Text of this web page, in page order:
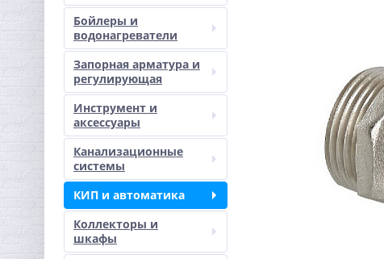
Бойлеры и
водонагреватели
Запорная арматура и
регулирующая
Инструмент и
аксессуары
Канализационные
системы
КИП и автоматика
Коллекторы и
шкафы